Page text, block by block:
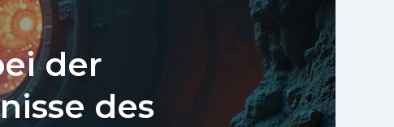
der
des